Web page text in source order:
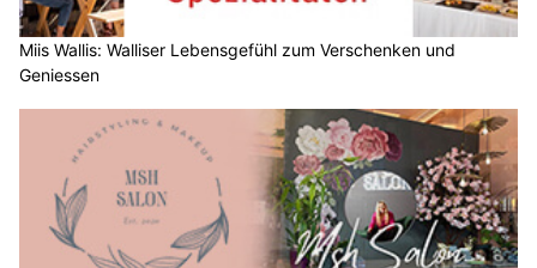
Miis Wallis: Walliser Lebensgefühl zum Verschenken und
Geniessen